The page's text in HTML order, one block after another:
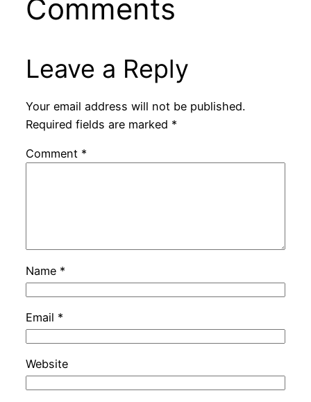
Comments
Leave a Reply
Your email address will not be published.
Required fields are marked *
Comment *
Name *
Email *
Website